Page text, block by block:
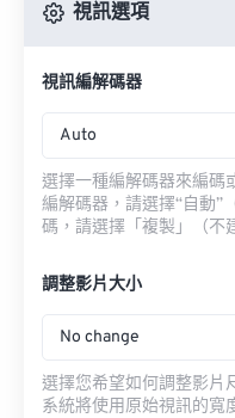
視訊選項
視訊編解碼器
Auto
選擇一種編解碼器來編碼
編解碼器，請選擇“自動”
碼，請選擇「複製」（不
調整影片大小
No change
選擇您希望如何調整影片
系統將使用原始視訊的寬